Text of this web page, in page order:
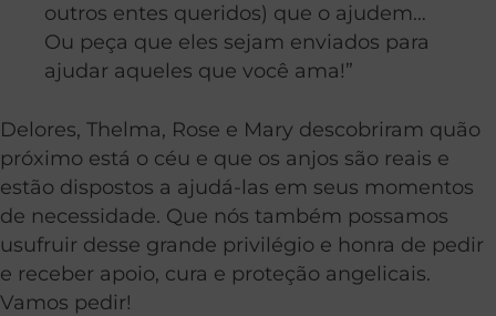
outros entes queridos) que o ajudem…
Ou peça que eles sejam enviados para
ajudar aqueles que você ama!”
Delores, Thelma, Rose e Mary descobriram quão
próximo está o céu e que os anjos são reais e
estão dispostos a ajudá-las em seus momentos
de necessidade. Que nós também possamos
usufruir desse grande privilégio e honra de pedir
e receber apoio, cura e proteção angelicais.
Vamos pedir!